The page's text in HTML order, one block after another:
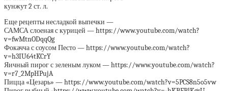
кунжут 2 ст. л.
Еще рецепты несладкой выпечки —
САМСА слоеная с курицей — https://www.youtube.com/watch?
v=fwMtnODqqQg
Фокачча с соусом Песто — https://www.youtube.com/watch?
v=h3IU64tKCrY
Яичный пирог с зеленым луком — https://www.youtube.com/watch?
v=r7_2MpHPujA
Пицца «Цезарь» — https://www.youtube.com/watch?v=5PCS8n5o5vw